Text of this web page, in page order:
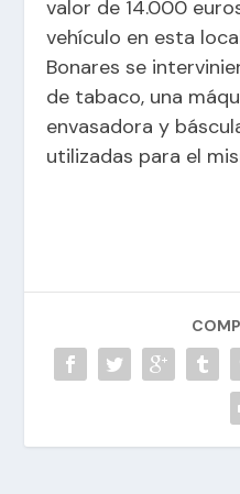
valor de 14.000
vehículo en esta
Bonares se
de tabaco, una
envasadora y
utilizadas para el